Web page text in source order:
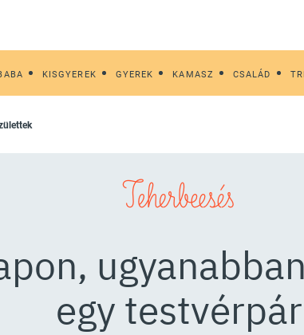
KISGYEREK GYEREK KAMASZ CSALÁD
Teherbeesés
egy testvérpár